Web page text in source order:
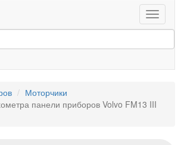
Меню
Моторчики
панели приборов Volvo FM13 III